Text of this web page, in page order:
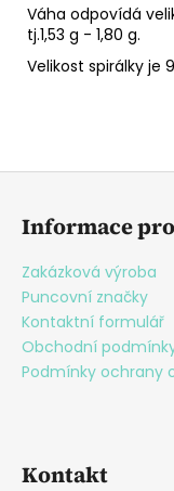
Váha odpovídá
tj.1,53 g - 1,80 g.
Velikost spirálky je
Z
Informace
Zakázková výroba
Puncovní značky
Kontaktní formulář
Obchodní
Podmínky ochrany
Kontakt